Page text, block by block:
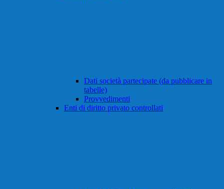
Dati società partecipate (da pubblicare in
tabelle)
Provvedimenti
Enti di diritto privato controllati